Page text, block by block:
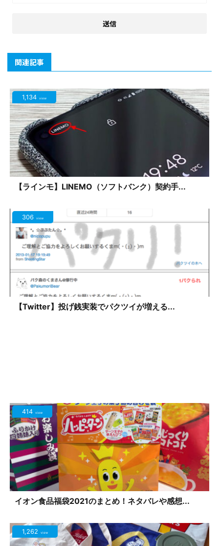
関連記事
1,134 view
【ラインモ】LINEMO（ソフトバンク）契約手...
306 view
【Twitter】投げ銭実装でパクツイが増える...
414 view
イオン食品福袋2021のまとめ！ネタバレや感想...
1,262 view